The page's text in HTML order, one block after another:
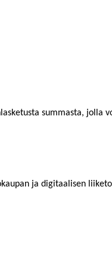
summasta, jolla
ja digitaalisen